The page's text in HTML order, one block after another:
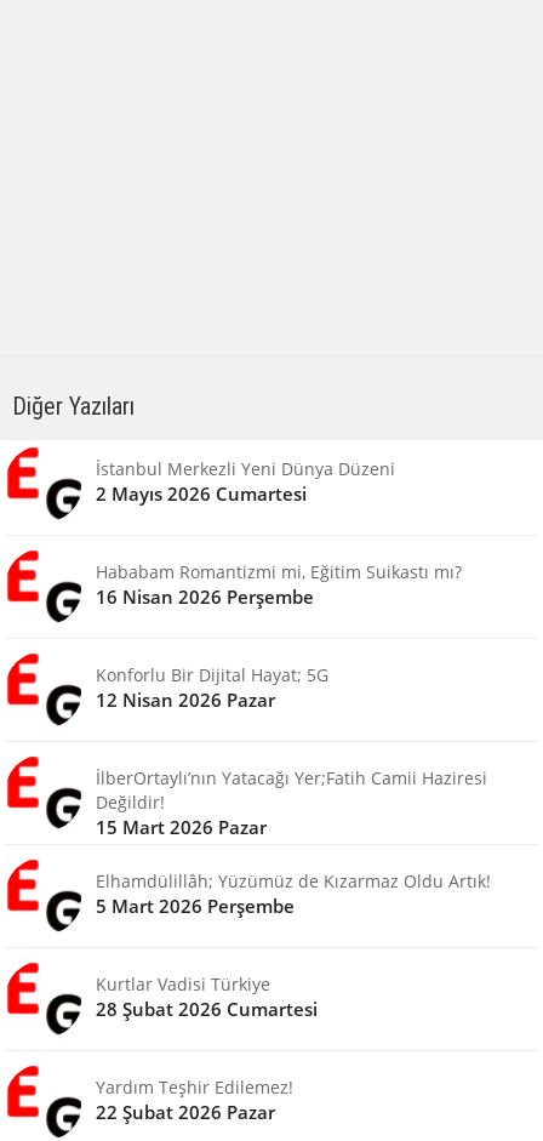
Diğer Yazıları
İstanbul Merkezli Yeni Dünya Düzeni
2 Mayıs 2026 Cumartesi
Hababam Romantizmi mi, Eğitim Suikastı mı?
16 Nisan 2026 Perşembe
Konforlu Bir Dijital Hayat; 5G
12 Nisan 2026 Pazar
İlberOrtaylı’nın Yatacağı Yer;Fatih Camii Haziresi
Değildir!
15 Mart 2026 Pazar
Elhamdülillâh; Yüzümüz de Kızarmaz Oldu Artık!
5 Mart 2026 Perşembe
Kurtlar Vadisi Türkiye
28 Şubat 2026 Cumartesi
Yardım Teşhir Edilemez!
22 Şubat 2026 Pazar